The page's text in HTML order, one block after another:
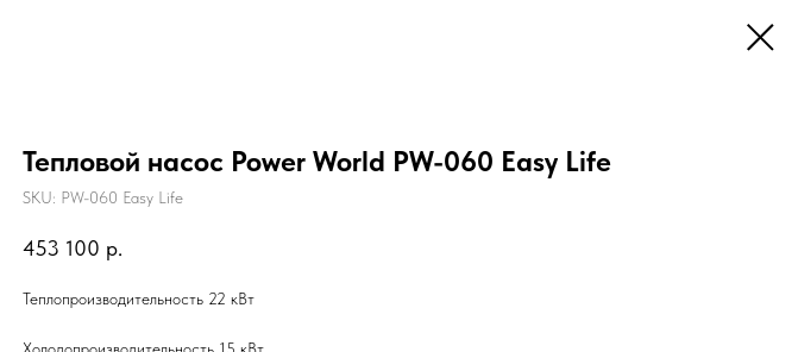
Тепловой насос Power World PW-060 Easy Life
SKU: PW-060 Easy Life
453 100 р.
Теплопроизводительность 22 кВт